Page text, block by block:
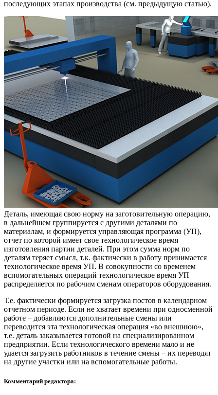
последующих этапах производства (см. предыдущую статью).
Деталь, имеющая свою норму на заготовительную операцию,
в дальнейшем группируется с другими деталями по
материалам, и формируется управляющая программа (УП),
отчет по которой имеет свое технологическое время
изготовления партии деталей. При этом сумма норм по
деталям теряет смысл, т.к. фактически в работу принимается
технологическое время УП. В совокупности со временем
вспомогательных операций технологическое время УП
распределяется по рабочим сменам операторов оборудования.
Т.е. фактически формируется загрузка постов в календарном
отчетном периоде. Если не хватает времени при односменной
работе – добавляются дополнительные смены или
переводится эта технологическая операция «во внешнюю»,
т.е. деталь заказывается готовой на специализированном
предприятии. Если технологического времени мало и не
удается загрузить работников в течение смены – их переводят
на другие участки или на вспомогательные работы.
Комментарий редактора: